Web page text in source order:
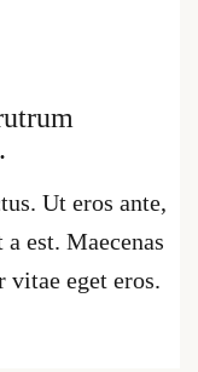
Ut eros ante,
est. Maecenas
eget eros.